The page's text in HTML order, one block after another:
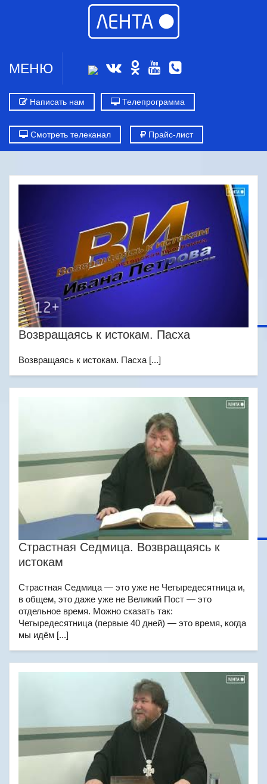
МЕНЮ
Написать нам Телепрограмма
Смотреть телеканал Прайс-лист
Возвращаясь к истокам. Пасха
Возвращаясь к истокам. Пасха [...]
Страстная Седмица. Возвращаясь к
истокам
Страстная Седмица — это уже не Четыредесятница и,
в общем, это даже уже не Великий Пост — это
отдельное время. Можно сказать так:
Четыредесятница (первые 40 дней) — это время, когда
мы идём [...]